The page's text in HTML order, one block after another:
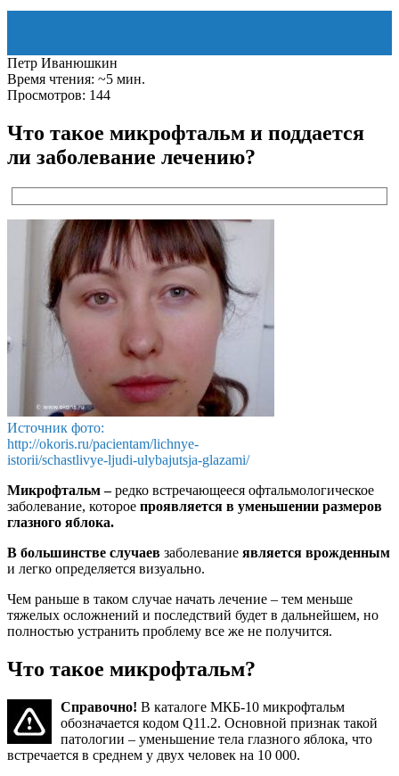
Петр Иванюшкин
Время чтения: ~5 мин.
Просмотров: 144
Что такое микрофтальм и поддается
ли заболевание лечению?
Источник фото:
http://okoris.ru/pacientam/lichnye-
istorii/schastlivye-ljudi-ulybajutsja-glazami/
Микрофтальм –редко встречающееся офтальмологическое
заболевание, которое проявляется в уменьшении размеров
глазного яблока.
В большинстве случаев заболевание является врожденным
и легко определяется визуально.
Чем раньше в таком случае начать лечение – тем меньше
тяжелых осложнений и последствий будет в дальнейшем, но
полностью устранить проблему все же не получится.
Что такое микрофтальм?
Справочно! В каталоге МКБ-10 микрофтальм
обозначается кодом Q11.2. Основной признак такой
патологии – уменьшение тела глазного яблока, что
встречается в среднем у двух человек на 10 000.